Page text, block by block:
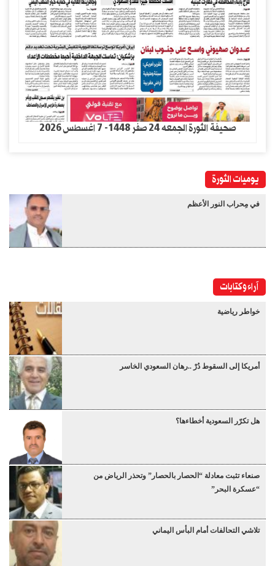
صحيفة الثورة الجمعه 24 صفر 1448- 7 اغسطس 2026
يوميات الثورة
في مِحراب النور الأعظم
آراء وكتابات
خواطر رياضية
أمريكا إلى السقوط دُرْ ..رهان السعودي الخاسر
هل تكرّر السعودية أخطاءها؟
صنعاء تثبت معادلة “الحصار بالحصار” وتحذر الرياض من
“عسكرة البحر”
تلاشي التحالفات أمام البأس اليماني